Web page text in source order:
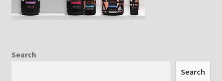
Search
Search